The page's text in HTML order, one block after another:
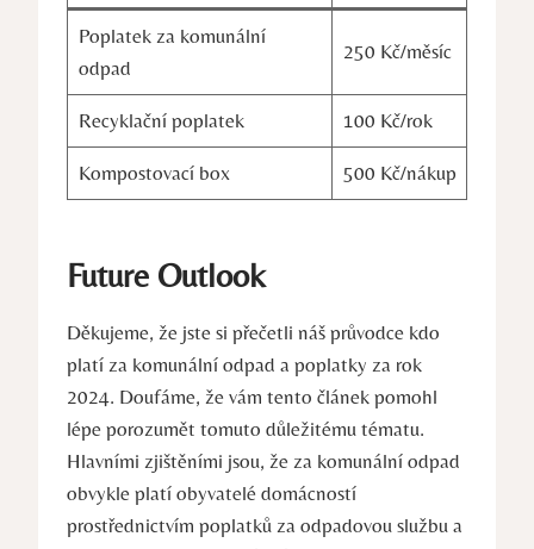
Poplatek za komunální
odpad
250 Kč/měsíc
Recyklační poplatek 100 Kč/rok
Kompostovací box 500 Kč/nákup
Future Outlook
Děkujeme, že jste si přečetli náš průvodce kdo
platí za komunální odpad a poplatky za rok
2024. Doufáme, že vám tento článek pomohl
lépe porozumět tomuto důležitému tématu.
Hlavními zjištěními jsou, že za komunální odpad
obvykle platí obyvatelé domácností
prostřednictvím poplatků za odpadovou službu a